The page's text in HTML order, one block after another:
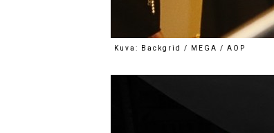
Kuva: Backgrid / MEGA / AOP